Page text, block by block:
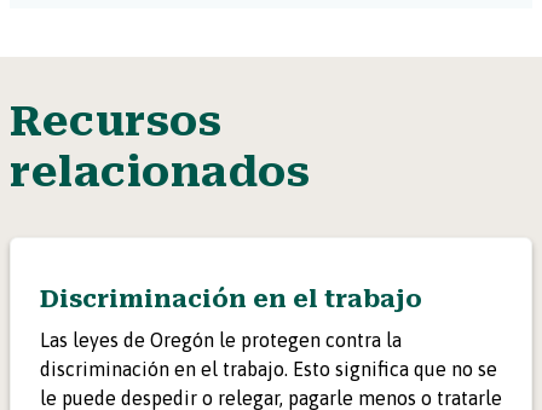
Recursos
relacionados
Discriminación en el trabajo
Las leyes de Oregón le protegen contra la
discriminación en el trabajo. Esto significa que no se
le puede despedir o relegar, pagarle menos o tratarle